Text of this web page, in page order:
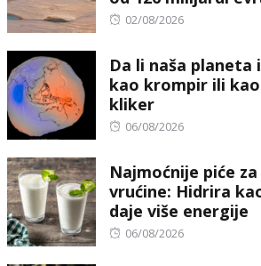
Posted
02/08/2026
Da li naša planeta
kao krompir ili
kliker
Posted
06/08/2026
Najmoćnije piće
vrućine: Hidrira
daje više energije
Posted
06/08/2026